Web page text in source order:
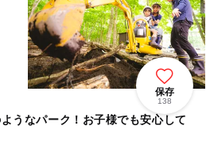
保存
138
うなパーク！お子様でも安心して